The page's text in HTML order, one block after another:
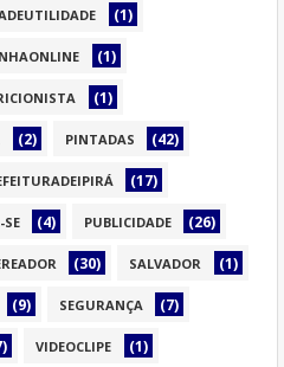
(1)
(1)
(1)
(2) PINTADAS (42)
(17)
SE (4) PUBLICIDADE (26)
(30) SALVADOR (1)
(9) SEGURANÇA (7)
VIDEOCLIPE (1)